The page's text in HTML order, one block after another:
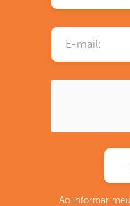
Ao informar